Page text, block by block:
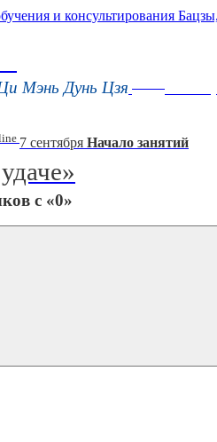
и консультирования
Мэнь Дунь Цзя
7 сентября Начало занятий
с «0»